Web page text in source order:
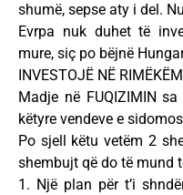
shumë, sepse aty i del.
Evrpa nuk duhet të
mure, siç po bëjnë
INVESTOJË NË
Madje në FUQIZIMIN
këtyre vendeve e
Po sjell këtu vetëm 2
shembujt që do të mund
1. Një plan për t’i